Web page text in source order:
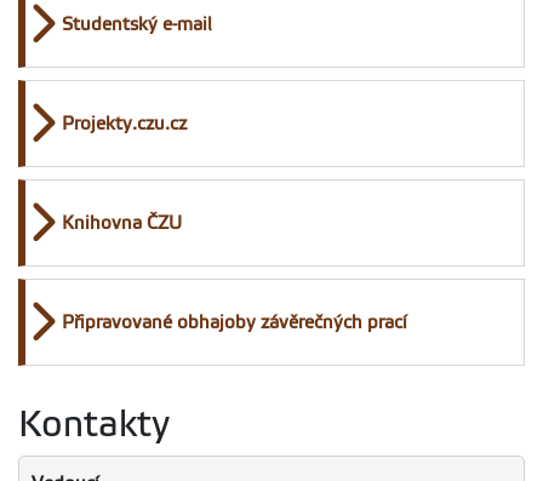
Studentský e-mail
Projekty.czu.cz
Knihovna ČZU
Připravované obhajoby závěrečných prací
Kontakty